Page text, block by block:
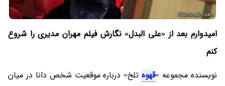
امیدوارم بعد از «علی البدل» نگارش فیلم مهران مدیری را شروع
کنم
نویسنده مجموعه «قهوهتلخ» درباره موقعیت شخص دانا در میان